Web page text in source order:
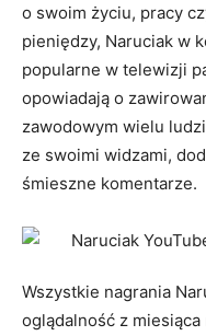
o swoim życiu, pracy
pieniędzy, Naruciak w
popularne w telewizji
opowiadają o
zawodowym wielu
ze swoimi widzami,
śmieszne komentarze.
Wszystkie nagrania
oglądalność z miesiąca